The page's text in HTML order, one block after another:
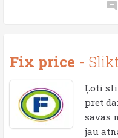
Fix price -
Ļoti
pret
savas
jau